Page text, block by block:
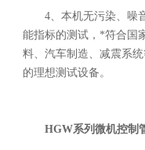
4、本机无污染、噪音
能指标的测试，*符合国
料、汽车制造、减震系
的理想测试设备。
HGW系列微机控制